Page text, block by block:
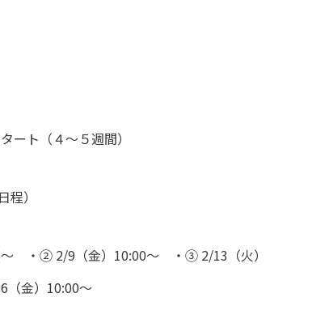
ート（４～５週間）
程）
・② 2/9（金）10:00〜 ・③ 2/13（火）
金）10:00〜